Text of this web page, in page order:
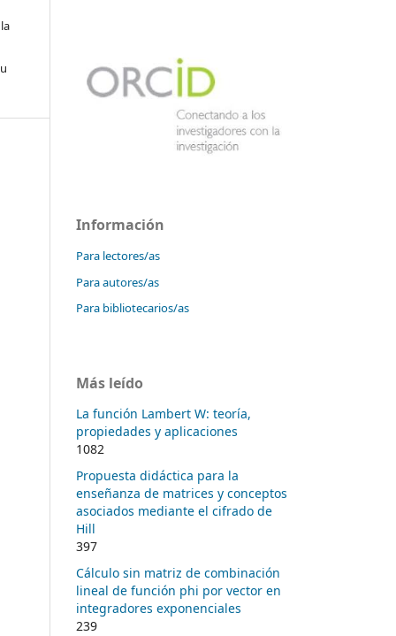
Información
Para lectores/as
Para autores/as
Para bibliotecarios/as
Más leído
La función Lambert W: teoría,
propiedades y aplicaciones
1082
Propuesta didáctica para la
enseñanza de matrices y conceptos
asociados mediante el cifrado de
Hill
397
Cálculo sin matriz de combinación
lineal de función phi por vector en
integradores exponenciales
239